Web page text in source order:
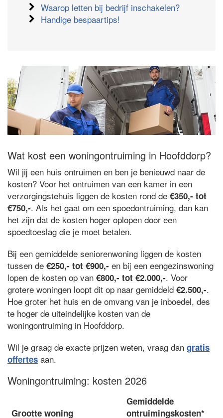
Waarop letten bij bedrijf inschakelen?
Handige bespaartips!
Wat kost een woningontruiming in Hoofddorp?
Wil jij een huis ontruimen en ben je benieuwd naar de
kosten? Voor het ontruimen van een kamer in een
verzorgingstehuis liggen de kosten rond de €350,- tot
€750,-. Als het gaat om een spoedontruiming, dan kan
het zijn dat de kosten hoger oplopen door een
spoedtoeslag die je moet betalen.
Bij een gemiddelde seniorenwoning liggen de kosten
tussen de €250,- tot €900,- en bij een eengezinswoning
lopen de kosten op van €800,- tot €2.000,-. Voor
grotere woningen loopt dit op naar gemiddeld €2.500,-.
Hoe groter het huis en de omvang van je inboedel, des
te hoger de uiteindelijke kosten van de
woningontruiming in Hoofddorp.
Wil je graag de exacte prijzen weten, vraag dan gratis
offertes aan.
Woningontruiming: kosten 2026
Grootte woning
Gemiddelde
ontruimingskosten*